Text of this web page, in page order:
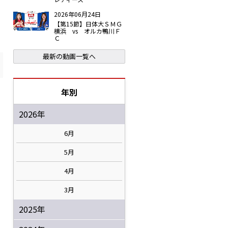
2026年06月24日
【第15節】日体大ＳＭＧ
横浜 vs オルカ鴨川Ｆ
Ｃ
最新の動画一覧へ
年別
2026年
6月
5月
4月
3月
2025年